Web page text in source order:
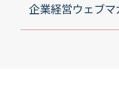
企業経営ウェブ